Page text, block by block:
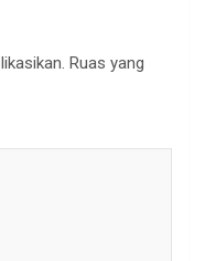
Ruas yang